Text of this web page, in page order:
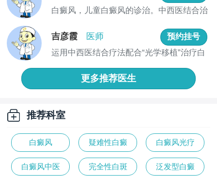
白癜风，儿童白癜风的诊治。中西医结合治
吉彦霞 医师
预约挂号
运用中西医结合疗法配合“光学移植”治疗白
更多推荐医生
推荐科室
白癜风 疑难性白癜
风
白癜风光疗
科
白癜风中医
完全性白斑 泛发型白癜